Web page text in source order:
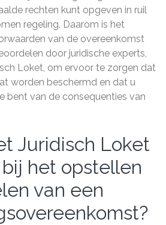
rechten kunt opgeven in ruil
regeling. Daarom is het
van de overeenkomst
door juridische experts,
Loket, om ervoor te zorgen dat
worden beschermd en dat u
bent van de consequenties van
Juridisch Loket
het opstellen
van een